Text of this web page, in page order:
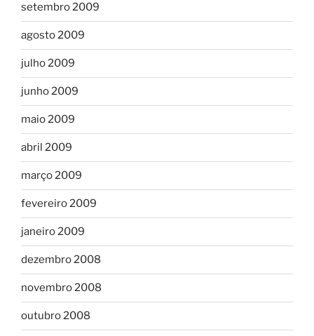
setembro 2009
agosto 2009
julho 2009
junho 2009
maio 2009
abril 2009
março 2009
fevereiro 2009
janeiro 2009
dezembro 2008
novembro 2008
outubro 2008